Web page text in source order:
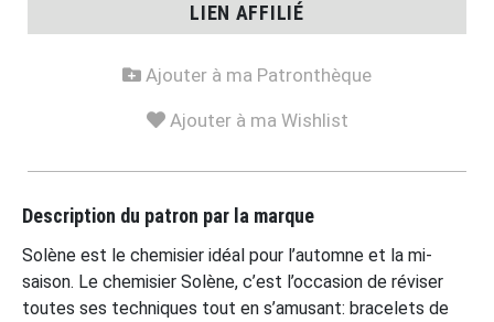
LIEN AFFILIÉ
Ajouter à ma Patronthèque
Ajouter à ma Wishlist
Description du patron par la marque
Solène est le chemisier idéal pour l’automne et la mi-
saison. Le chemisier Solène, c’est l’occasion de réviser
toutes ses techniques tout en s’amusant: bracelets de